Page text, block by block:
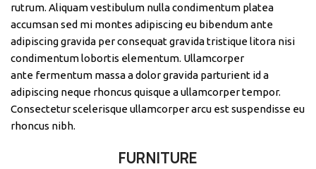
rutrum. Aliquam vestibulum nulla condimentum platea
accumsan sed mi montes adipiscing eu bibendum ante
adipiscing gravida per consequat gravida tristique litora nisi
condimentum lobortis elementum. Ullamcorper
ante fermentum massa a dolor gravida parturient id a
adipiscing neque rhoncus quisque a ullamcorper tempor.
Consectetur scelerisque ullamcorper arcu est suspendisse eu
rhoncus nibh.
FURNITURE